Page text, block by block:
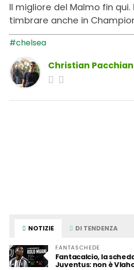
Il migliore del Malmo fin qui.
timbrare anche in
#chelsea
Christian
NOTIZIE DI TENDENZA
FANTASCHEDE
Fantacalcio, la
Juventus: non è